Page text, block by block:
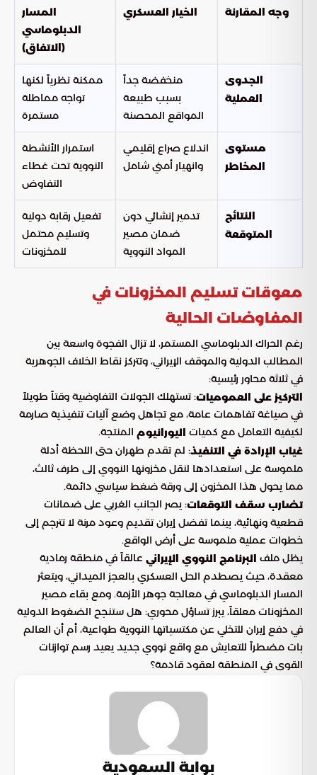
وجه المقارنة الخيار العسكري
المسار
الدبلوماسي
(الاتفاق)
الجدوى
العملية
منخفضة جداً
بسبب طبيعة
المواقع المحصنة
ممكنة نظرياً لكنها
تواجه مماطلة
مستمرة
مستوى
المخاطر
اندلاع صراع إقليمي
وانهيار أمني شامل
استمرار الأنشطة
النووية تحت غطاء
التفاوض
النتائج
المتوقعة
تدمير إنشائي دون
ضمان مصير
المواد النووية
تفعيل رقابة دولية
وتسليم محتمل
للمخزونات
معوقات تسليم المخزونات في
المفاوضات الحالية
رغم الحراك الدبلوماسي المستمر، لا تزال الفجوة واسعة بين
المطالب الدولية والموقف الإيراني، وتتركز نقاط الخلاف الجوهرية
في ثلاثة محاور رئيسية:
التركيز على العموميات: تستهلك الجولات التفاوضية وقتاً طويلاً
في صياغة تفاهمات عامة، مع تجاهل وضع آليات تنفيذية صارمة
لكيفية التعامل مع كميات اليورانيوم المنتجة.
غياب الإرادة في التنفيذ: لم تقدم طهران حتى اللحظة أدلة
ملموسة على استعدادها لنقل مخزونها النووي إلى طرف ثالث،
مما يحول هذا المخزون إلى ورقة ضغط سياسي دائمة.
تضارب سقف التوقعات: يصر الجانب الغربي على ضمانات
قطعية ونهائية، بينما تفضل إيران تقديم وعود مرنة لا تترجم إلى
خطوات عملية ملموسة على أرض الواقع.
يظل ملف البرنامج النووي الإيراني عالقاً في منطقة رمادية
معقدة، حيث يصطدم الحل العسكري بالعجز الميداني، ويتعثر
المسار الدبلوماسي في معالجة جوهر الأزمة. ومع بقاء مصير
المخزونات معلقاً، يبرز تساؤل محوري: هل ستنجح الضغوط الدولية
في دفع إيران للتخلي عن مكتسباتها النووية طواعية، أم أن العالم
بات مضطراً للتعايش مع واقع نووي جديد يعيد رسم توازنات
القوى في المنطقة لعقود قادمة؟
بوابة السعودية